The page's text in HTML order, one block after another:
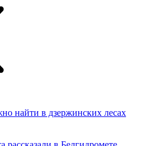
найти в дзержинских лесах